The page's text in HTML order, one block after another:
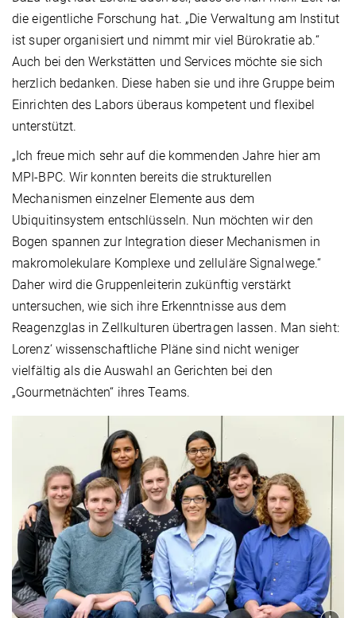
die eigentliche Forschung hat. „Die Verwaltung am Institut
ist super organisiert und nimmt mir viel Bürokratie ab.“
Auch bei den Werkstätten und Services möchte sie sich
herzlich bedanken. Diese haben sie und ihre Gruppe beim
Einrichten des Labors überaus kompetent und flexibel
unterstützt.
„Ich freue mich sehr auf die kommenden Jahre hier am
MPI-BPC. Wir konnten bereits die strukturellen
Mechanismen einzelner Elemente aus dem
Ubiquitinsystem entschlüsseln. Nun möchten wir den
Bogen spannen zur Integration dieser Mechanismen in
makromolekulare Komplexe und zelluläre Signalwege.“
Daher wird die Gruppenleiterin zukünftig verstärkt
untersuchen, wie sich ihre Erkenntnisse aus dem
Reagenzglas in Zellkulturen übertragen lassen. Man sieht:
Lorenz‘ wissenschaftliche Pläne sind nicht weniger
vielfältig als die Auswahl an Gerichten bei den
„Gourmetnächten“ ihres Teams.